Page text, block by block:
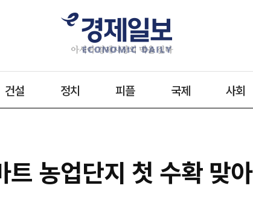
건설 정치 피플 국제 사회
농업단지 첫 수확 맞아